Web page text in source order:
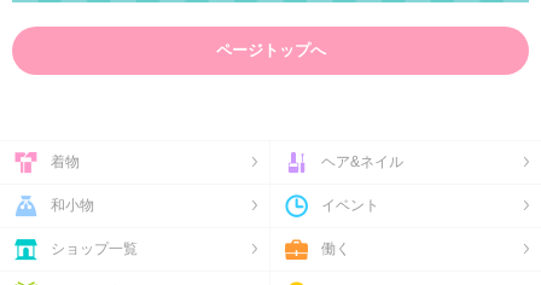
ページトップへ
着物 ヘア&ネイル
和小物 イベント
ショップ一覧 働く